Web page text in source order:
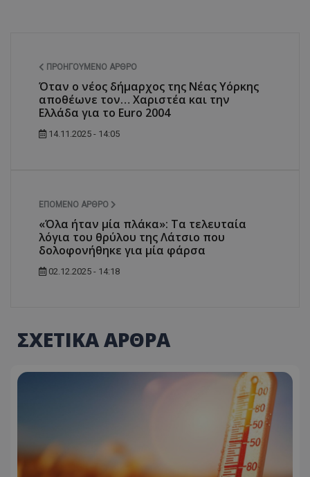
ΠΡΟΗΓΟΎΜΕΝΟ ΆΡΘΡΟ
Όταν ο νέος δήμαρχος της Νέας Υόρκης
αποθέωνε τον… Χαριστέα και την
Ελλάδα για το Euro 2004
14.11.2025 - 14:05
ΕΠΌΜΕΝΟ ΆΡΘΡΟ
«Όλα ήταν μία πλάκα»: Τα τελευταία
λόγια του θρύλου της Λάτσιο που
δολοφονήθηκε για μία φάρσα
02.12.2025 - 14:18
ΣΧΕΤΙΚΑ ΑΡΘΡΑ